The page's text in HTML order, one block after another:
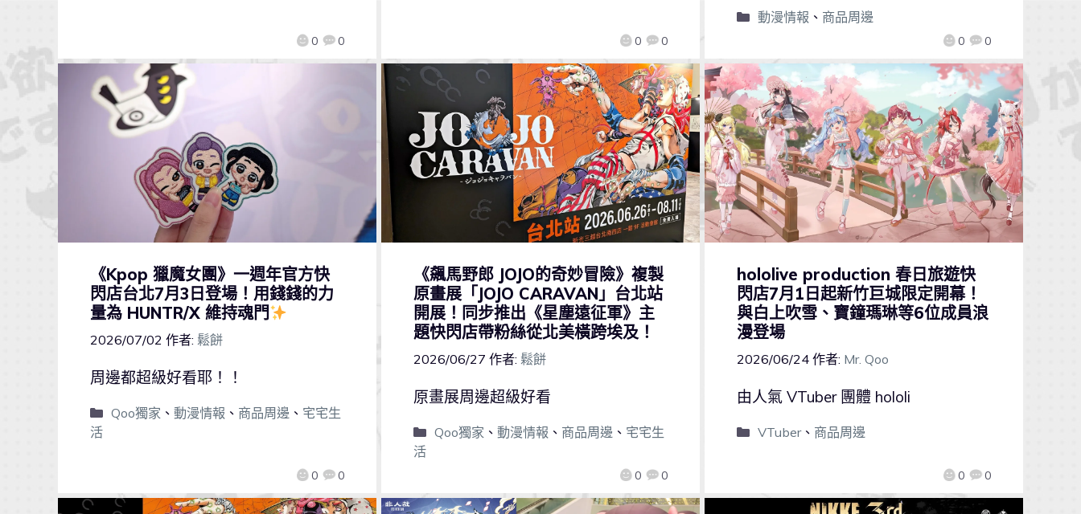
0 0 0 0 0 0
動漫情報 、 商品周邊
《Kpop 獵魔女團》一週年官方快
閃店台北7月3日登場！用錢錢的力
量為 HUNTR/X 維持魂門
2026/07/02 作者: 鬆餅
0 0
周邊都超級好看耶！！
Qoo獨家 、 動漫情報 、 商品周邊 、 宅宅生
活
《飆馬野郎 JOJO的奇妙冒險》複製
原畫展「JOJO CARAVAN」台北站
開展！同步推出《星塵遠征軍》主
題快閃店帶粉絲從北美橫跨埃及！
2026/06/27 作者: 鬆餅
0 0
原畫展周邊超級好看
Qoo獨家 、 動漫情報 、 商品周邊 、 宅宅生
活
hololive production 春日旅遊快
閃店7月1日起新竹巨城限定開幕！
與白上吹雪、寶鐘瑪琳等6位成員浪
漫登場
2026/06/24 作者: Mr. Qoo
0 0
由人氣 VTuber 團體 hololi
VTuber、 商品周邊